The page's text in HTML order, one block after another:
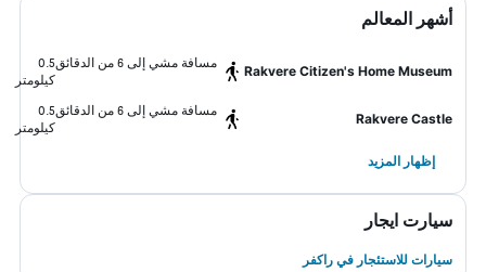
أشهر المعالم
Rakvere Citizen's Home Museum
مسافة مشي إلى 6 من الدقائق
0.5
كيلومتر
Rakvere Castle
مسافة مشي إلى 6 من الدقائق
0.5
كيلومتر
إظهار المزيد
سيارت ايجار
سيارات للاستئجار في راكفر